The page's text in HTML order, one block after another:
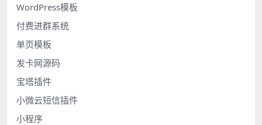
WordPress模板
付费进群系统
单页模板
发卡网源码
宝塔插件
小微云短信插件
小程序